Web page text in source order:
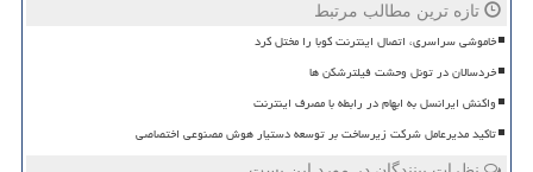
تازه ترین مطالب مرتبط
خاموشی سراسری، اتصال اینترنت کوبا را مختل کرد
خردسالان در تونل وحشت فیلترشکن ها
واکنش ایرانسل به ابهام در رابطه با مصرف اینترنت
تاکید مدیرعامل شرکت زیرساخت بر توسعه دستیار هوش مصنوعی اختصاصی